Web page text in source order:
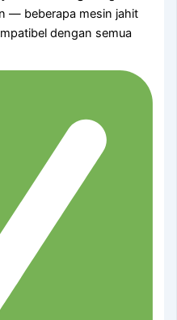
— beberapa mesin jahit
dengan semua